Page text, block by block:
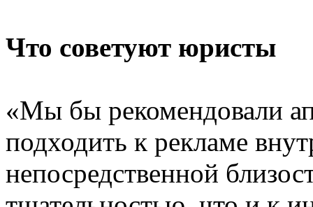
Что советуют юристы
«Мы бы рекомендовали
подходить к рекламе
непосредственной